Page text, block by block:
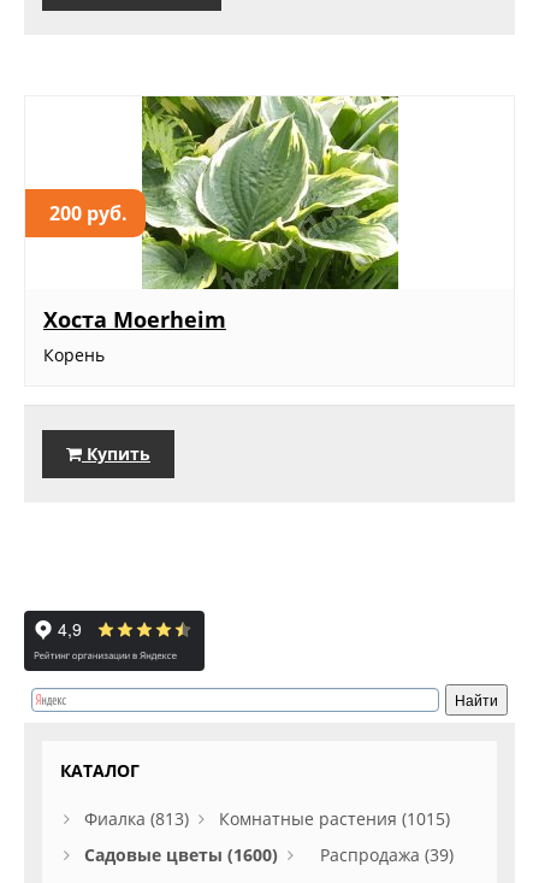
200 руб.
Хоста Moerheim
Корень
Купить
КАТАЛОГ
Фиалка (813)
Комнатные растения (1015)
Садовые цветы (1600)
Распродажа (39)